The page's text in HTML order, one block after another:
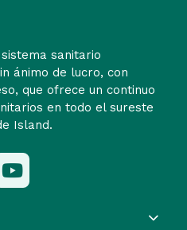
sanitario
ánimo de lucro, con
que ofrece un continuo
en todo el sureste
Island.